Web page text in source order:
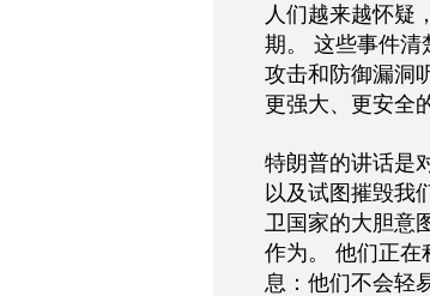
人们越来越怀疑
期。 这些事件清
攻击和防御漏洞
更强大、更安全
特朗普的讲话是
以及试图摧毁我
卫国家的大胆意
作为。 他们正在
息：他们不会轻